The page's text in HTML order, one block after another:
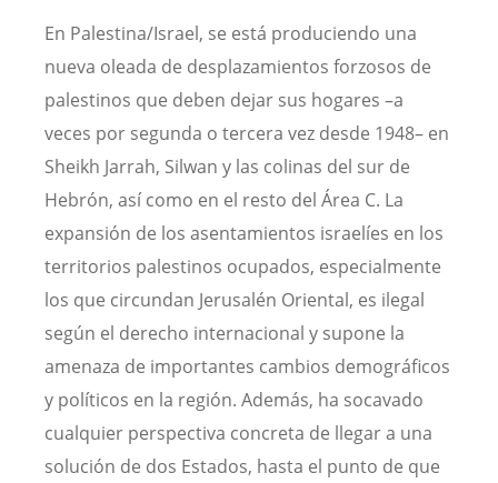
En Palestina/Israel, se está produciendo una
nueva oleada de desplazamientos forzosos de
palestinos que deben dejar sus hogares –a
veces por segunda o tercera vez desde 1948– en
Sheikh Jarrah, Silwan y las colinas del sur de
Hebrón, así como en el resto del Área C. La
expansión de los asentamientos israelíes en los
territorios palestinos ocupados, especialmente
los que circundan Jerusalén Oriental, es ilegal
según el derecho internacional y supone la
amenaza de importantes cambios demográficos
y políticos en la región. Además, ha socavado
cualquier perspectiva concreta de llegar a una
solución de dos Estados, hasta el punto de que